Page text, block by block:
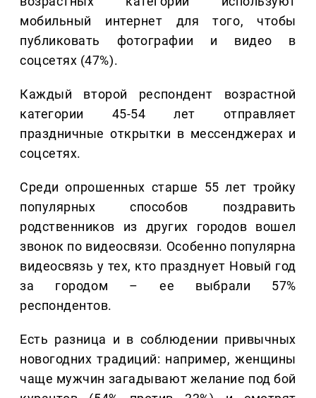
мобильный интернет для того, чтобы
публиковать фотографии и видео в
соцсетях (47%).
Каждый второй респондент возрастной
категории 45-54 лет отправляет
праздничные открытки в мессенджерах и
соцсетях.
Среди опрошенных старше 55 лет тройку
популярных способов поздравить
родственников из других городов вошел
звонок по видеосвязи. Особенно популярна
видеосвязь у тех, кто празднует Новый год
за городом – ее выбрали 57%
респондентов.
Есть разница и в соблюдении привычных
новогодних традиций: например, женщины
чаще мужчин загадывают желание под бой